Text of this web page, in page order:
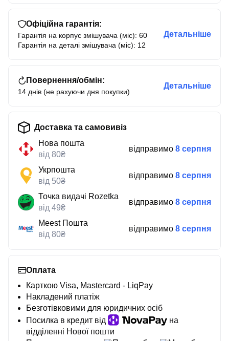
Офіційна гарантія:
Гарантія на корпус змішувача (міс): 60
Гарантія на деталі змішувача (міс): 12
Детальніше
Повернення/обмін:
14 днів (не рахуючи дня покупки)
Детальніше
Доставка та самовивіз
Нова пошта
від 80₴
відправимо 8 серпня
Укрпошта
від 50₴
відправимо 8 серпня
Точка видачі Rozetka
від 49₴
відправимо 8 серпня
Meest Пошта
від 80₴
відправимо 8 серпня
Оплата
Карткою Visa, Mastercard - LiqPay
Накладений платіж
Безготівковими для юридичних осіб
Посилка в кредит від
на
відділенні Нової пошти